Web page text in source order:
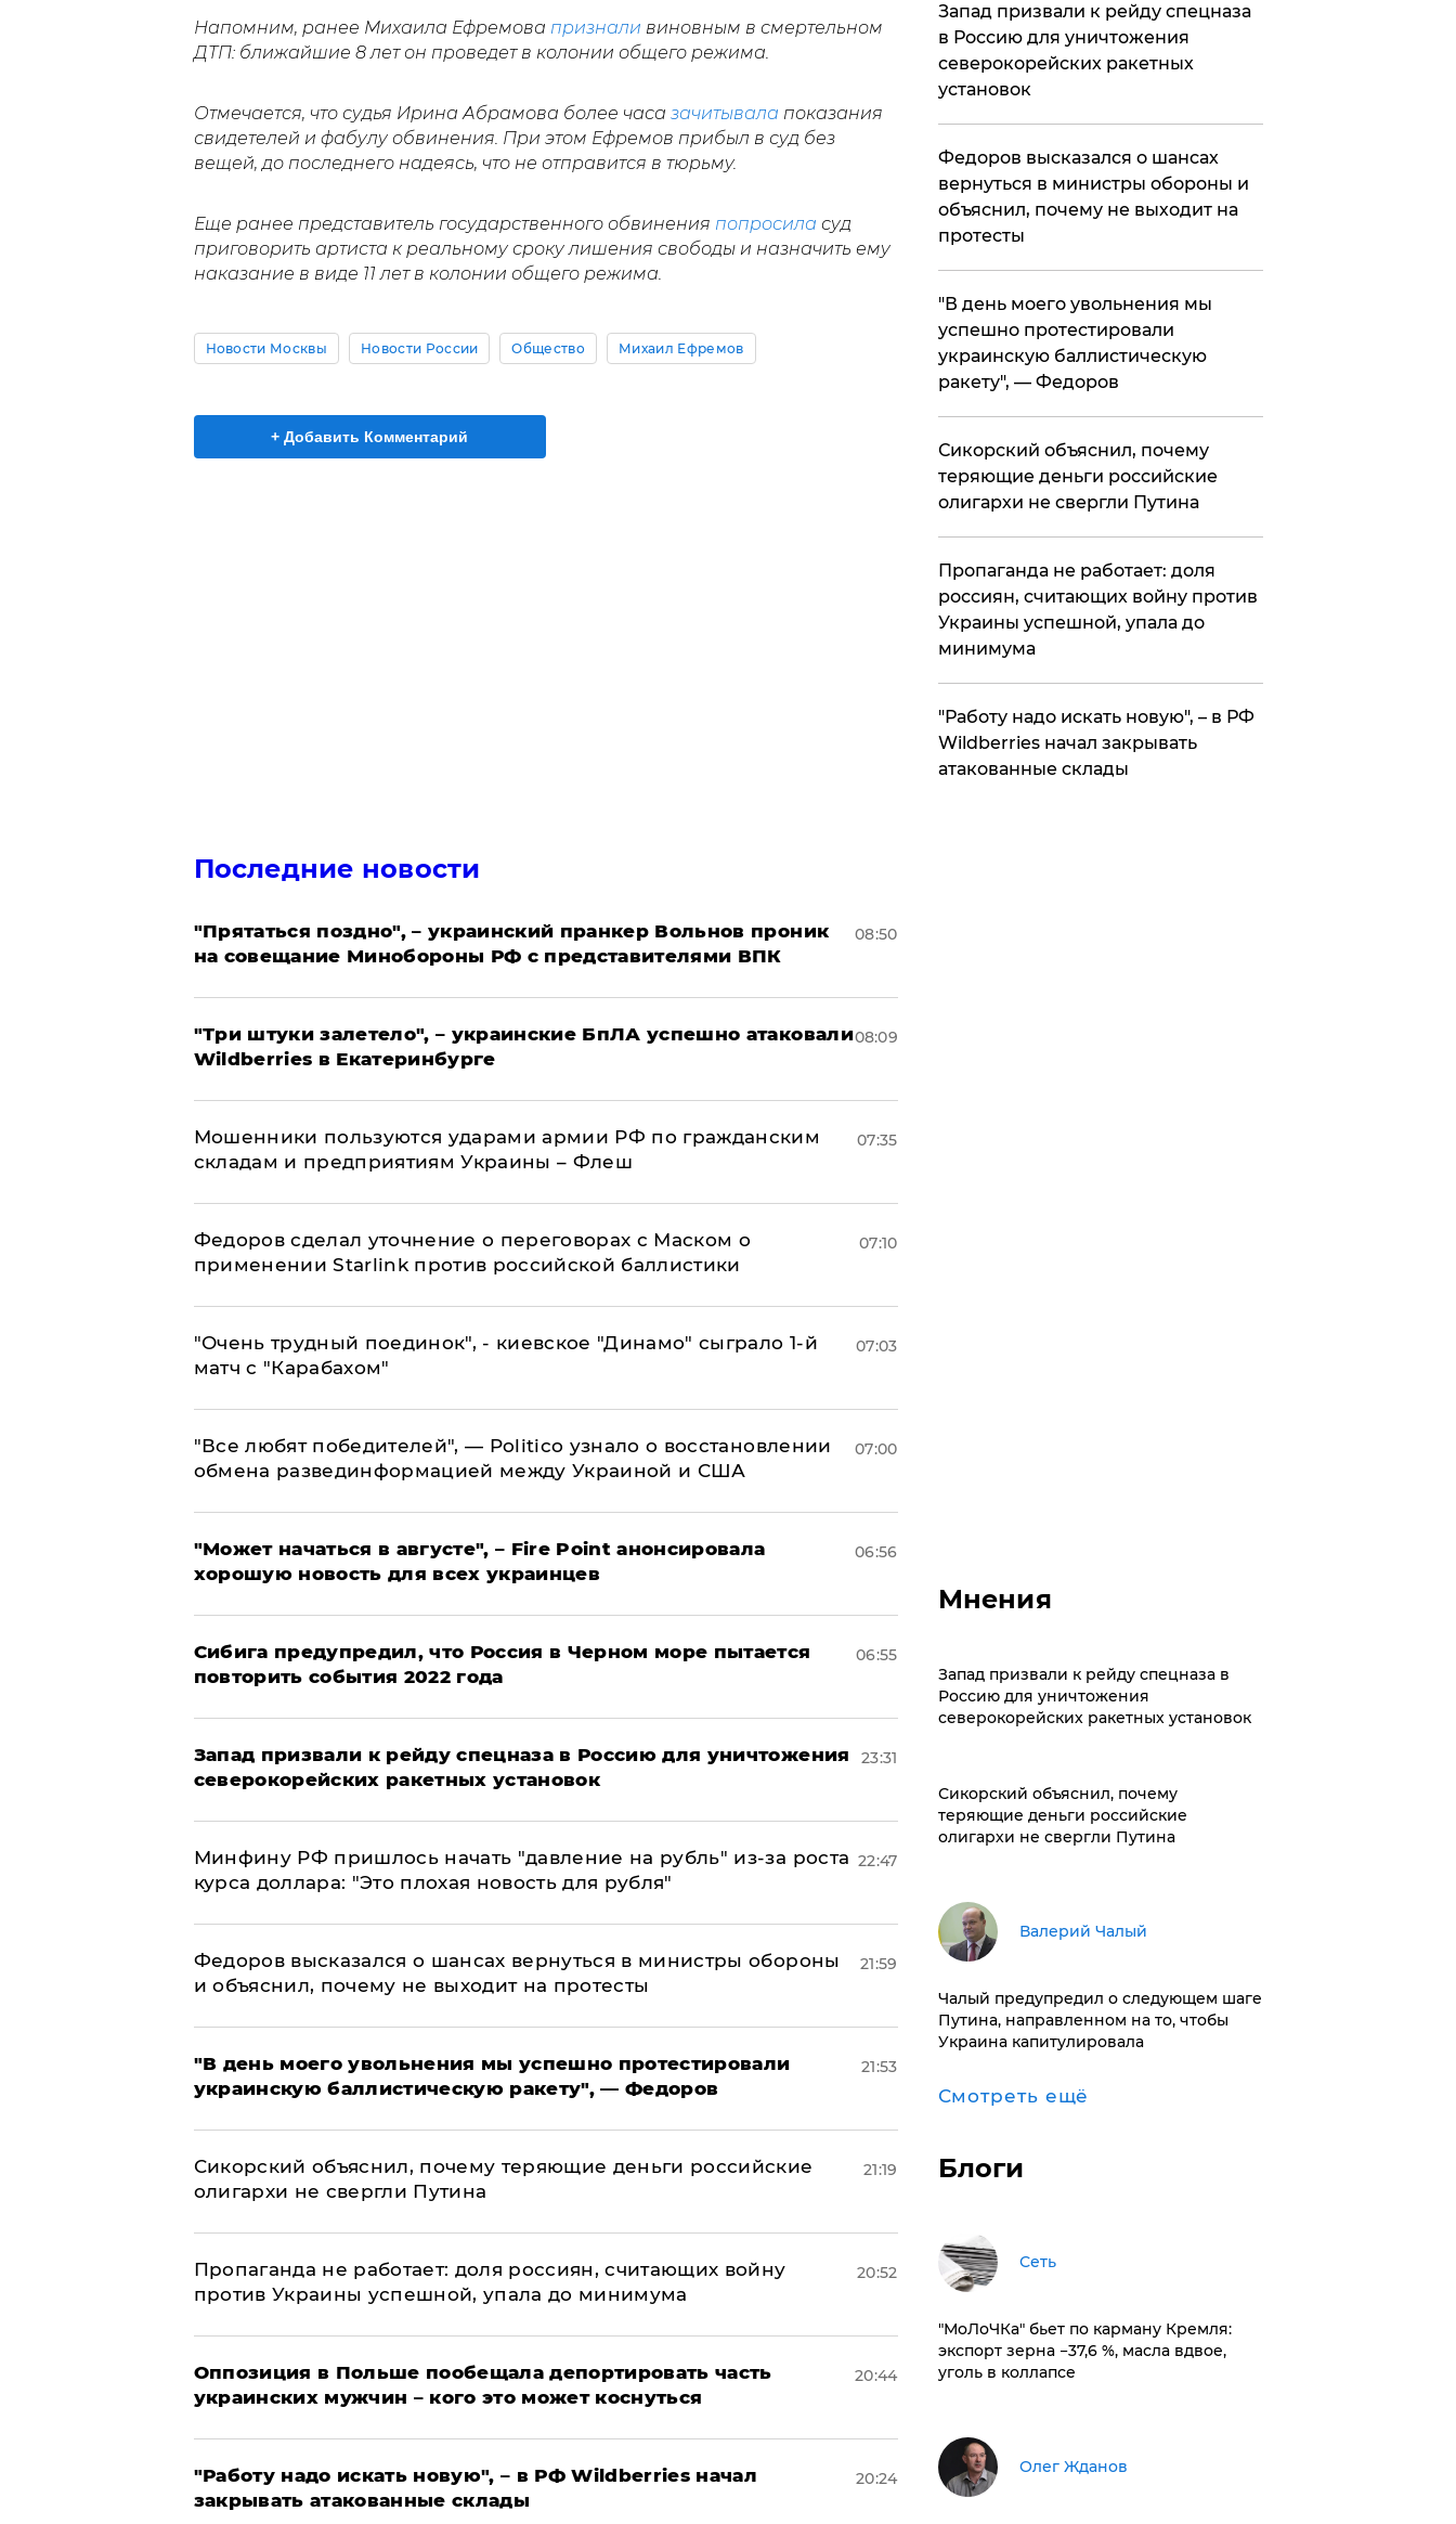
Напомним, ранее Михаила Ефремова признали виновным в смертельном
ДТП: ближайшие 8 лет он проведет в колонии общего режима.
Отмечается, что судья Ирина Абрамова более часа зачитывала показания
свидетелей и фабулу обвинения. При этом Ефремов прибыл в суд без
вещей, до последнего надеясь, что не отправится в тюрьму.
Еще ранее представитель государственного обвинения попросила суд
приговорить артиста к реальному сроку лишения свободы и назначить ему
наказание в виде 11 лет в колонии общего режима.
Новости Москвы Новости России Общество Михаил Ефремов
+ Добавить Комментарий
Последние новости
"Прятаться поздно", – украинский пранкер Вольнов проник
на совещание Минобороны РФ с представителями ВПК
08:50
"Три штуки залетело", – украинские БпЛА успешно атаковали
Wildberries в Екатеринбурге
08:09
Мошенники пользуются ударами армии РФ по гражданским
складам и предприятиям Украины – Флеш
07:35
Федоров сделал уточнение о переговорах с Маском о
применении Starlink против российской баллистики
07:10
"Очень трудный поединок", - киевское "Динамо" сыграло 1-й
матч с "Карабахом"
07:03
​"Все любят победителей", — Politico узнало о восстановлении
обмена развединформацией между Украиной и США
07:00
"Может начаться в августе", – Fire Point анонсировала
хорошую новость для всех украинцев
06:56
Сибига предупредил, что Россия в Черном море пытается
повторить события 2022 года
06:55
Запад призвали к рейду спецназа в Россию для уничтожения
северокорейских ракетных установок
23:31
Минфину РФ пришлось начать "давление на рубль" из-за роста
курса доллара: "Это плохая новость для рубля"
22:47
Федоров высказался о шансах вернуться в министры обороны
и объяснил, почему не выходит на протесты
21:59
​"В день моего увольнения мы успешно протестировали
украинскую баллистическую ракету", — Федоров
21:53
Сикорский объяснил, почему теряющие деньги российские
олигархи не свергли Путина
21:19
​Пропаганда не работает: доля россиян, считающих войну
против Украины успешной, упала до минимума
20:52
Оппозиция в Польше пообещала депортировать часть
украинских мужчин – кого это может коснуться
20:44
"Работу надо искать новую", – в РФ Wildberries начал
закрывать атакованные склады
20:24
Запад призвали к рейду спецназа
в Россию для уничтожения
северокорейских ракетных
установок
Федоров высказался о шансах
вернуться в министры обороны и
объяснил, почему не выходит на
протесты
​"В день моего увольнения мы
успешно протестировали
украинскую баллистическую
ракету", — Федоров
Сикорский объяснил, почему
теряющие деньги российские
олигархи не свергли Путина
​Пропаганда не работает: доля
россиян, считающих войну против
Украины успешной, упала до
минимума
"Работу надо искать новую", – в РФ
Wildberries начал закрывать
атакованные склады
Мнения
Запад призвали к рейду спецназа в
Россию для уничтожения
северокорейских ракетных установок
Сикорский объяснил, почему
теряющие деньги российские
олигархи не свергли Путина
Валерий Чалый
Чалый предупредил о следующем шаге
Путина, направленном на то, чтобы
Украина капитулировала
Смотреть ещё
Блоги
Сеть
​"МоЛоЧКа" бьет по карману Кремля:
экспорт зерна −37,6 %, масла вдвое,
уголь в коллапсе
Олег Жданов